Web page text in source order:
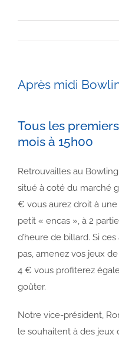
Après midi
Tous les
mois à 15h00
Retrouvailles au
situé à coté du marché
€ vous aurez droit à
petit « encas », à 2
d’heure de billard. Si
pas, amenez vos jeux
4 € vous profiterez
goûter.
Notre vice-président,
le souhaitent à des jeux